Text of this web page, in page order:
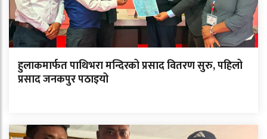
हुलाकमार्फत पाथिभरा मन्दिरको प्रसाद वितरण सुरु, पहिलो
प्रसाद जनकपुर पठाइयो